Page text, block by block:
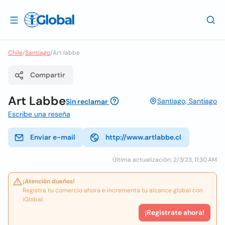
Chile/Santiago/Art labbe
Compartir
Art LabbeSin reclamar
Santiago, Santiago
Escribe una reseña
Enviar e-mail http://www.artlabbe.cl
Última actualización: 2/3/23, 11:30 AM
¡Atención dueños!
Registra tu comercio ahora e incrementa tu alcance global con
iGlobal.
¡Registrate ahora!